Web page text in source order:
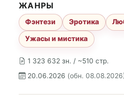
1 323 632 зн. / ~510 стр.
20.06.2026 (обн.
ЖАНРЫ
Фэнтези Эротика
Ужасы и мистика